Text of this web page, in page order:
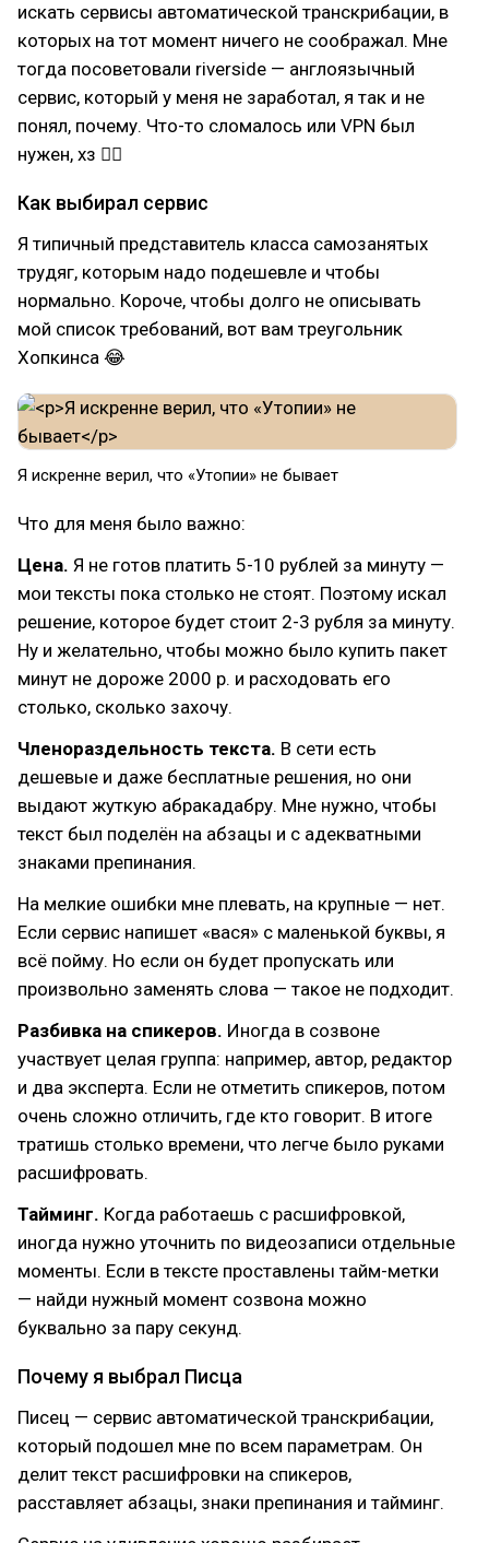
искать сервисы автоматической транскрибации, в
которых на тот момент ничего не соображал. Мне
тогда посоветовали riverside — англоязычный
сервис, который у меня не заработал, я так и не
понял, почему. Что-то сломалось или VPN был
нужен, хз 🤷‍♂
Как выбирал сервис
Я типичный представитель класса самозанятых
трудяг, которым надо подешевле и чтобы
нормально. Короче, чтобы долго не описывать
мой список требований, вот вам треугольник
Хопкинса 😂
Я искренне верил, что «Утопии» не бывает
Что для меня было важно:
Цена. Я не готов платить 5-10 рублей за минуту —
мои тексты пока столько не стоят. Поэтому искал
решение, которое будет стоит 2-3 рубля за минуту.
Ну и желательно, чтобы можно было купить пакет
минут не дороже 2000 р. и расходовать его
столько, сколько захочу.
Членораздельность текста. В сети есть
дешевые и даже бесплатные решения, но они
выдают жуткую абракадабру. Мне нужно, чтобы
текст был поделён на абзацы и с адекватными
знаками препинания.
На мелкие ошибки мне плевать, на крупные — нет.
Если сервис напишет «вася» с маленькой буквы, я
всё пойму. Но если он будет пропускать или
произвольно заменять слова — такое не подходит.
Разбивка на спикеров. Иногда в созвоне
участвует целая группа: например, автор, редактор
и два эксперта. Если не отметить спикеров, потом
очень сложно отличить, где кто говорит. В итоге
тратишь столько времени, что легче было руками
расшифровать.
Тайминг. Когда работаешь с расшифровкой,
иногда нужно уточнить по видеозаписи отдельные
моменты. Если в тексте проставлены тайм-метки
— найди нужный момент созвона можно
буквально за пару секунд.
Почему я выбрал Писца
Писец — сервис автоматической транскрибации,
который подошел мне по всем параметрам. Он
делит текст расшифровки на спикеров,
расставляет абзацы, знаки препинания и тайминг.